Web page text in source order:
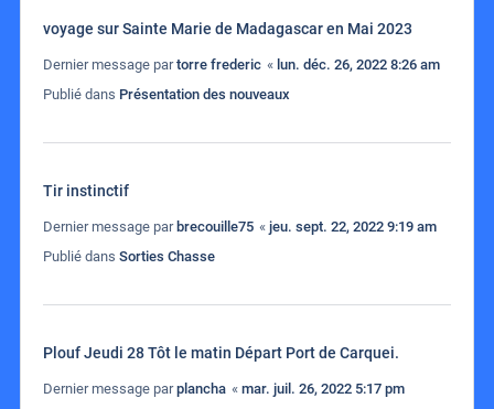
voyage sur Sainte Marie de Madagascar en Mai 2023
Dernier message partorre frederic « lun. déc. 26, 2022 8:26 am
Publié dans Présentation des nouveaux
Tir instinctif
Dernier message par brecouille75 « jeu. sept. 22, 2022 9:19 am
Publié dans Sorties Chasse
Plouf Jeudi 28 Tôt le matin Départ Port de Carquei.
Dernier message parplancha « mar. juil. 26, 2022 5:17 pm